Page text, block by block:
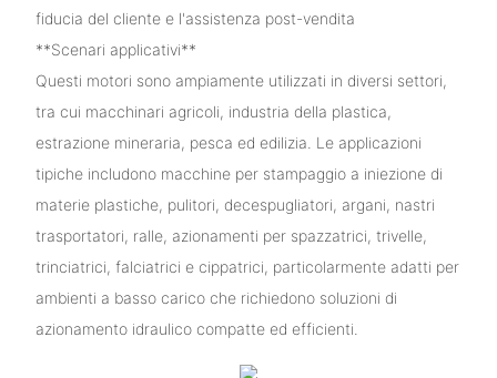
fiducia del cliente e l'assistenza post-vendita
**Scenari applicativi**
Questi motori sono ampiamente utilizzati in diversi settori,
tra cui macchinari agricoli, industria della plastica,
estrazione mineraria, pesca ed edilizia. Le applicazioni
tipiche includono macchine per stampaggio a iniezione di
materie plastiche, pulitori, decespugliatori, argani, nastri
trasportatori, ralle, azionamenti per spazzatrici, trivelle,
trinciatrici, falciatrici e cippatrici, particolarmente adatti per
ambienti a basso carico che richiedono soluzioni di
azionamento idraulico compatte ed efficienti.